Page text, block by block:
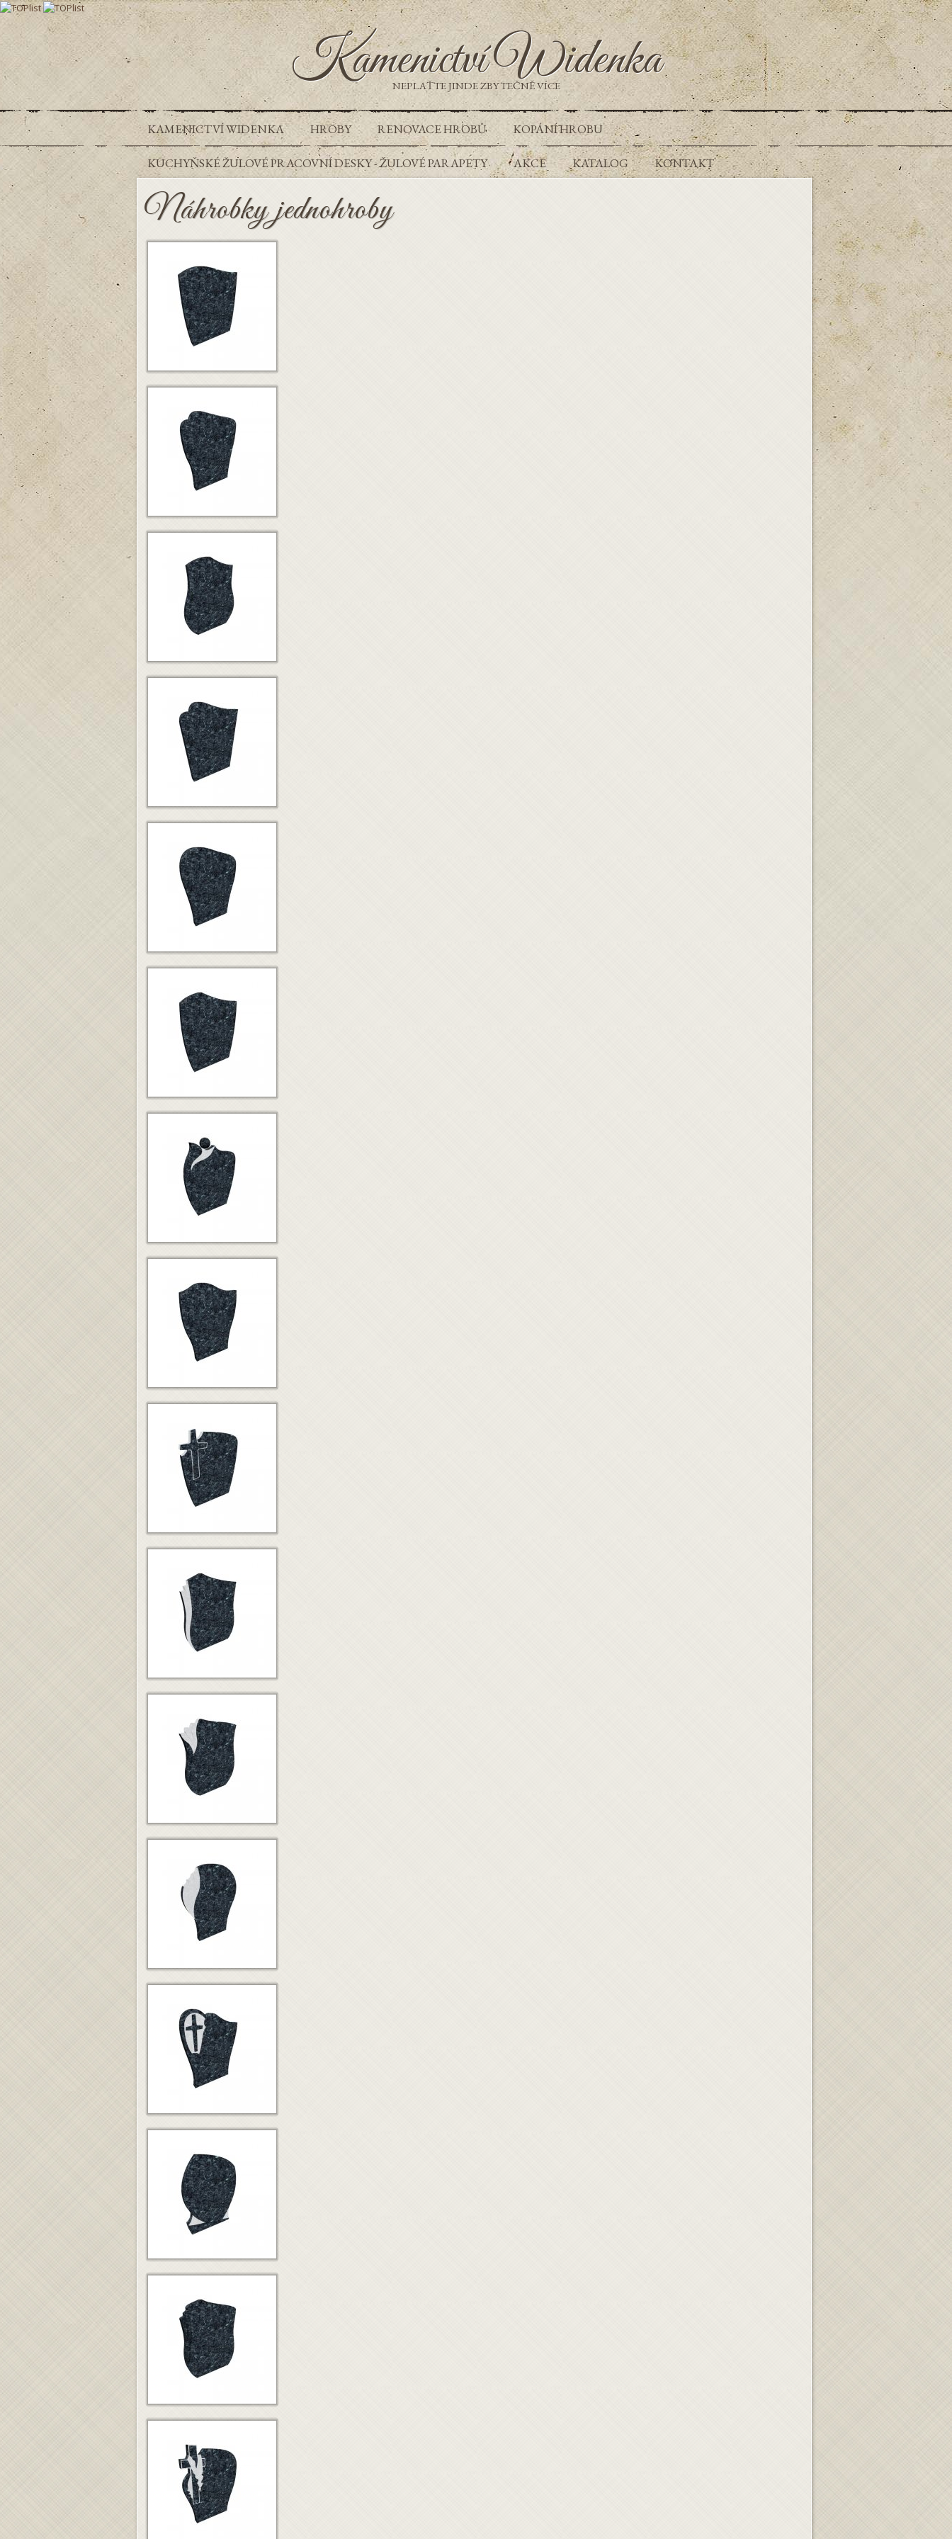
Kamenictví Widenka
NEPLAŤTE JINDE ZBYTEČNĚ VÍCE
KAMENICTVÍ WIDENKA HROBY RENOVACE HROBŮ KOPÁNÍ HROBU
KUCHYŇSKÉ ŽULOVÉ PRACOVNÍ DESKY - ŽULOVÉ PARAPETY AKCE KATALOG KONTAKT
Náhrobky jednohroby